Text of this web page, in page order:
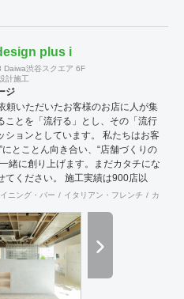
plus i
Daiwa渋谷スクエア 6F
計施工
ジ
頼いただいたお客様のお店に人が集
ことを「流行る」とし、その「流行
ションとしています。 私たちは​​お客
にとことん向き合い、“店舗づくりの
緒に創り上げます。まだカタチにな
てください。 施工実績は900店以
美容室を13店舗を運営をしており
ービス ①テナント紹介サポート ②顧
ィング調査 ③資金調達サポート ④
提案 ⑤自社施工 ⑥ブランディング
様により沿ったアフターフォロー
も構いません。 お気軽にお問合せ
ニング・バー イタリアン・フレンチ カフェ